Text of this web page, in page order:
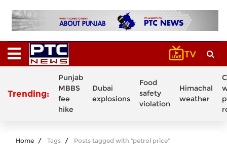
Trending:
Punjab
MBBS
fee
hike
Dubai
explosions
Food
safety
violation
Himachal
weather
Home Tags Posts tagged with "petrol price"